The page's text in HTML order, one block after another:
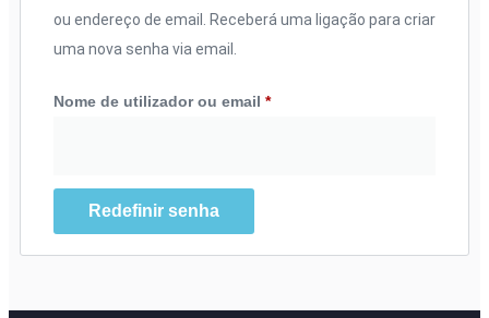
ou endereço de email. Receberá uma ligação para criar
uma nova senha via email.
Nome de utilizador ou email *
Redefinir senha